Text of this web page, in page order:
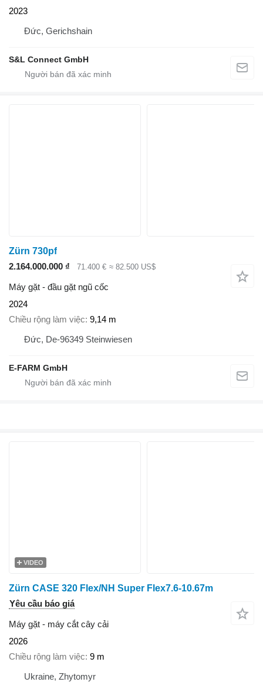
2023
Đức, Gerichshain
S&L Connect GmbH
Zürn 730pf
2.164.000.000 ₫
71.400 € ≈ 82.500 US$
Máy gặt - đầu gặt ngũ cốc
2024
Chiều rộng làm việc 9,14 m
Đức, De-96349 Steinwiesen
E-FARM GmbH
VIDEO
Zürn CASE 320 Flex/NH Super Flex7.6-10.67m
Yêu cầu báo giá
Máy gặt - máy cắt cây cải
2026
Chiều rộng làm việc 9 m
Ukraine, Zhytomyr